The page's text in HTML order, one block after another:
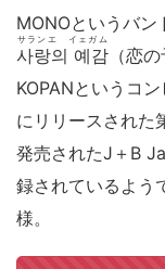
MONOというバン
사랑의 예감
サランエ イェガム
（恋
KOPANというコ
にリリースされた
発売されたJ＋B
録されているよう
様。